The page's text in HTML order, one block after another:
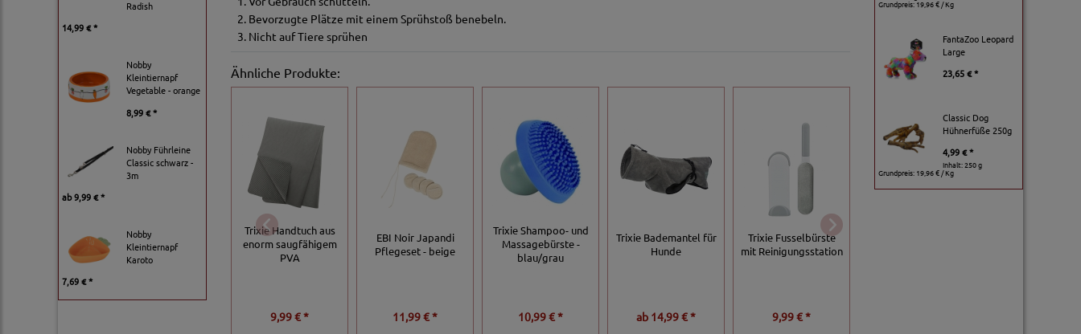
Radish
14,99 € *
Nobby
Kleintiernapf
Vegetable - orange
8,99 € *
Nobby Führleine
Classic schwarz -
3m
ab9,99 € *
Nobby
Kleintiernapf
Karoto
7,69 € *
2. Bevorzugte Plätze mit einem Sprühstoß benebeln.
3. Nicht auf Tiere sprühen
Ähnliche Produkte:
Trixie Handtuch aus
enorm saugfähigem
PVA
9,99 € *
EBI Noir Japandi
Pflegeset - beige
11,99 € *
Trixie Shampoo- und
Massagebürste -
blau/grau
10,99 € *
Trixie Bademantel für
Hunde
ab 14,99 € *
Trixie Fusselbürste
mit Reinigungsstation
9,99 € *
Grundpreis:19,96 € / Kg
FantaZoo Leopard
Large
23,65 € *
Classic Dog
Hühnerfüße 250g
4,99 € *
Inhalt: 250 g
Grundpreis: 19,96 € / Kg